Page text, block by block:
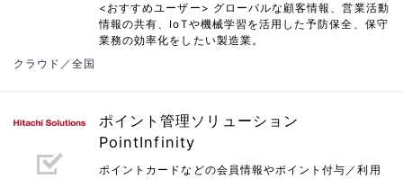
<おすすめユーザー> グローバルな顧客情報、営業活動
情報の共有、IoTや機械学習を活用した予防保全、保守
業務の効率化をしたい製造業。
クラウド／全国
ポイント管理ソリューション
PointInfinity
ポイントカードなどの会員情報やポイント付与／利用